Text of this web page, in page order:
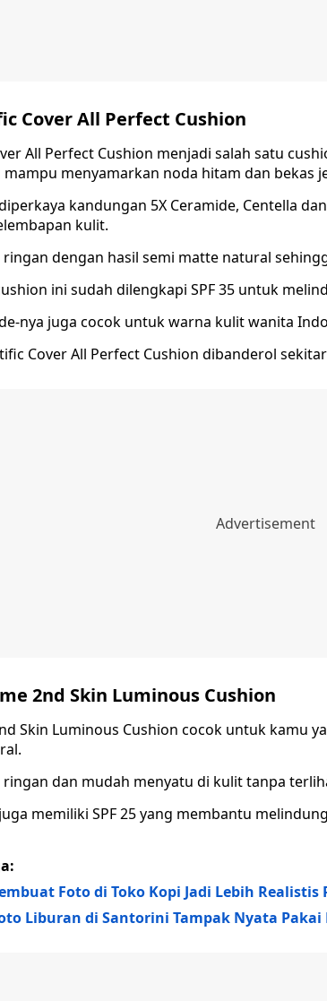
Cover All Perfect Cushion
All Perfect Cushion menjadi salah satu
menyamarkan noda hitam dan bekas
kandungan 5X Ceramide, Centella
kulit.
dengan hasil semi matte natural
ini sudah dilengkapi SPF 35 untuk
nya juga cocok untuk warna kulit wanita
Cover All Perfect Cushion dibanderol
2nd Skin Luminous Cushion
Skin Luminous Cushion cocok untuk kamu
ringan dan mudah menyatu di kulit tanpa
memiliki SPF 25 yang membantu
Foto di Toko Kopi Jadi Lebih
Liburan di Santorini Tampak Nyata